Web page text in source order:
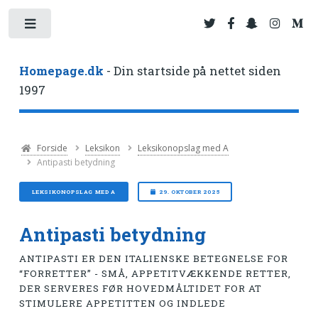
Homepage.dk - Din startside på nettet siden
1997
Forside Leksikon
Leksikonopslag med A
Antipasti betydning
LEKSIKONOPSLAG MED A 29. OKTOBER 2025
Antipasti betydning
ANTIPASTI ER DEN ITALIENSKE BETEGNELSE FOR
“FORRETTER” - SMÅ, APPETITVÆKKENDE RETTER,
DER SERVERES FØR HOVEDMÅLTIDET FOR AT
STIMULERE APPETITTEN OG INDLEDE